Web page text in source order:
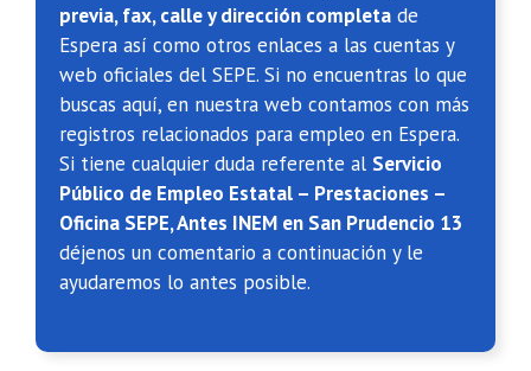
previa, fax, calle y dirección completa de
Espera así como otros enlaces a las cuentas y
web oficiales del SEPE. Si no encuentras lo que
buscas aquí, en nuestra web contamos con más
registros relacionados para empleo en Espera.
Si tiene cualquier duda referente al Servicio
Público de Empleo Estatal – Prestaciones –
Oficina SEPE, Antes INEM en San Prudencio 13
déjenos un comentario a continuación y le
ayudaremos lo antes posible.